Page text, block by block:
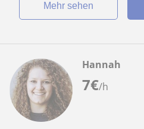
Mehr sehen
7€/h
Hannah